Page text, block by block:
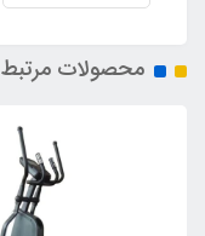
محصولات مرتبط